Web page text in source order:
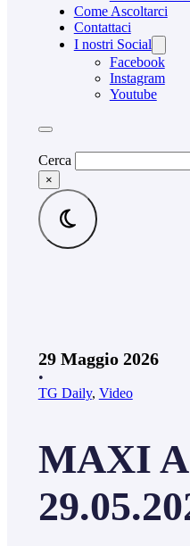
Come Ascoltarci
Contattaci
I nostri Social
Facebook
Instagram
Youtube
Cerca
×
29 Maggio 2026
•
TG Daily, Video
MAXI